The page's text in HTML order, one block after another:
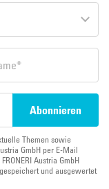
Themen sowie
GmbH per E-Mail
Austria GmbH
und ausgewertet